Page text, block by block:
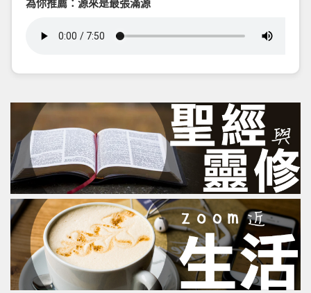
為你推薦：源來是最張滿源